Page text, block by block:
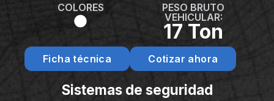
COLORES
PESO BRUTO
VEHICULAR:
17 Ton
Ficha técnica Cotizar ahora
Sistemas de seguridad